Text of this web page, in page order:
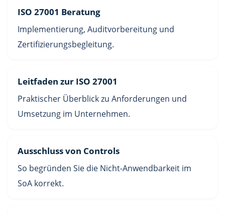
ISO 27001 Beratung
Implementierung, Auditvorbereitung und
Zertifizierungsbegleitung.
Leitfaden zur ISO 27001
Praktischer Überblick zu Anforderungen und
Umsetzung im Unternehmen.
Ausschluss von Controls
So begründen Sie die Nicht-Anwendbarkeit im
SoA korrekt.